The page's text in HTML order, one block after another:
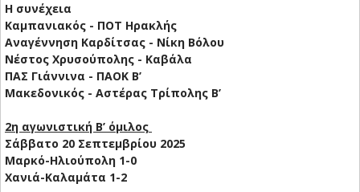
Η συνέχεια
Καμπανιακός - ΠΟΤ Ηρακλής
Αναγέννηση Καρδίτσας - Νίκη Βόλου
Νέστος Χρυσούπολης - Καβάλα
ΠΑΣ Γιάννινα - ΠΑΟΚ Β’
Μακεδονικός - Αστέρας Τρίπολης Β’
2η αγωνιστική Β’ όμιλος
Σάββατο 20 Σεπτεμβρίου 2025
Μαρκό-Ηλιούπολη 1-0
Χανιά-Καλαμάτα 1-2